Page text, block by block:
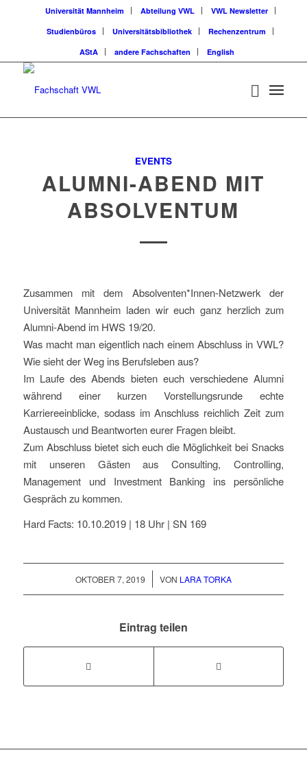
Universität Mannheim Abteilung VWL
VWL Newsletter
Studienbüros
Universitätsbibliothek
Rechenzentrum
AStA
andere Fachschaften English
EVENTS
ALUMNI-ABEND MIT
ABSOLVENTUM
Zusammen mit dem Absolventen*Innen-Netzwerk der
Universität Mannheim laden wir euch ganz herzlich zum
Alumni-Abend im HWS 19/20.
Was macht man eigentlich nach einem Abschluss in VWL?
Wie sieht der Weg ins Berufsleben aus?
Im Laufe des Abends bieten euch verschiedene Alumni
während einer kurzen Vorstellungsrunde echte
Karriereeinblicke, sodass im Anschluss reichlich Zeit zum
Austausch und Beantworten eurer Fragen bleibt.
Zum Abschluss bietet sich euch die Möglichkeit bei Snacks
mit unseren Gästen aus Consulting, Controlling,
Management und Investment Banking ins persönliche
Gespräch zu kommen.
Hard Facts: 10.10.2019 | 18 Uhr | SN 169
OKTOBER 7, 2019
/ VON LARA TORKA
Eintrag teilen